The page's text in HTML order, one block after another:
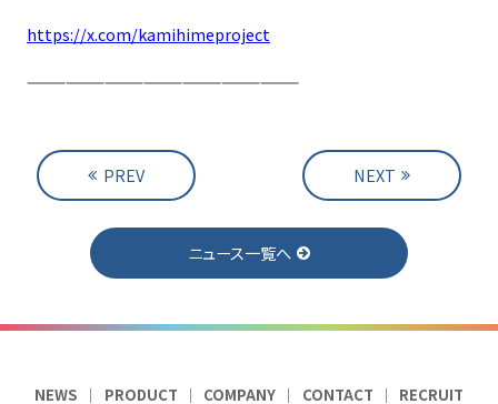
https://x.com/kamihimeproject
—————————————————————
PREV NEXT
ニュース一覧へ
NEWS PRODUCT COMPANY CONTACT RECRUIT